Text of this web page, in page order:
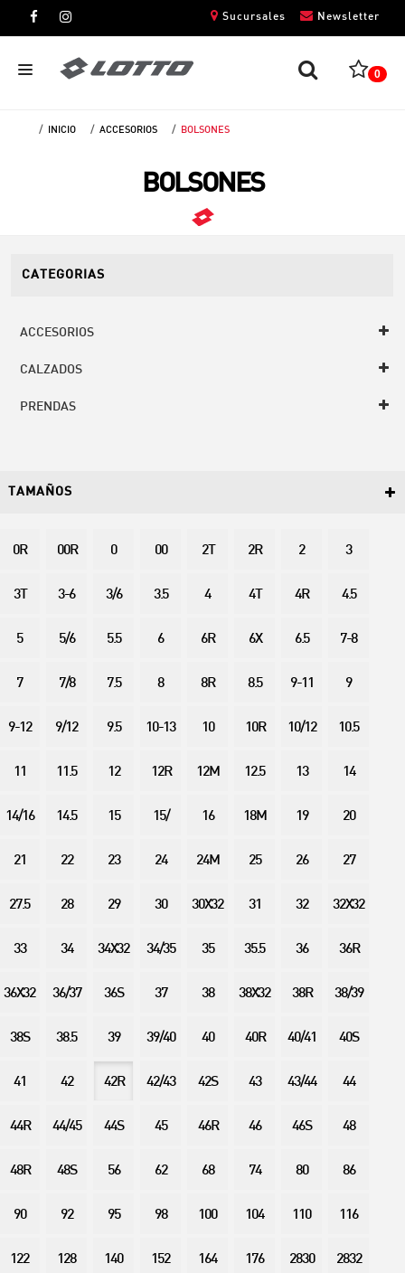
Newsletter
Sucursales
0
INICIO ACCESORIOS BOLSONES
BOLSONES
CATEGORIAS
ACCESORIOS
CALZADOS
PRENDAS
TAMAÑOS
0R 00R 0 00 2T 2R 2 3
3T 3-6 3/6 3.5 4 4T 4R 4.5
5 5/6 5.5 6 6R 6X 6.5 7-8
7 7/8 7.5 8 8R 8.5 9-11 9
9-12 9/12 9.5 10-13 10 10R 10/12 10.5
11 11.5 12 12R 12M 12.5 13 14
14/16 14.5 15 15/ 16 18M 19 20
21 22 23 24 24M 25 26 27
27.5 28 29 30 30X32 31 32 32X32
33 34 34X32 34/35 35 35.5 36 36R
36X32 36/37 36S 37 38 38X32 38R 38/39
38S 38.5 39 39/40 40 40R 40/41 40S
41 42 42R 42/43 42S 43 43/44 44
44R 44/45 44S 45 46R 46 46S 48
48R 48S 56 62 68 74 80 86
90 92 95 98 100 104 110 116
122 128 140 152 164 176 2830 2832